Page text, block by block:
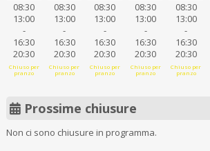
08:30
13:00
-
16:30
20:30
Chiuso per
pranzo
08:30
13:00
-
16:30
20:30
Chiuso per
pranzo
08:30
13:00
-
16:30
20:30
Chiuso per
pranzo
08:30
13:00
-
16:30
20:30
Chiuso per
pranzo
08:30
13:00
-
16:30
20:30
Chiuso per
pranzo
Prossime chiusure
Non ci sono chiusure in programma.